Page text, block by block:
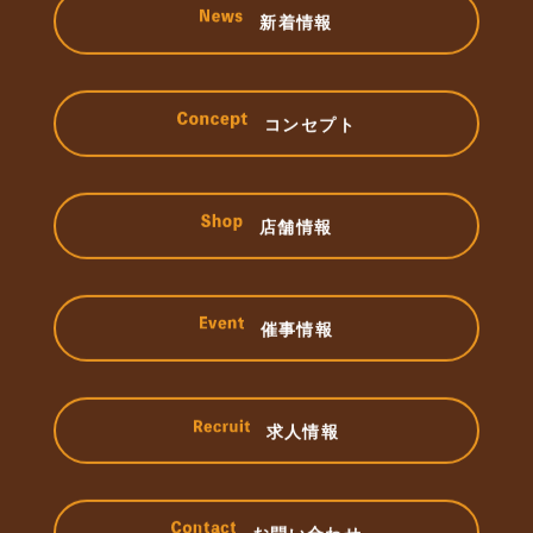
新着情報
コンセプト
店舗情報
催事情報
求人情報